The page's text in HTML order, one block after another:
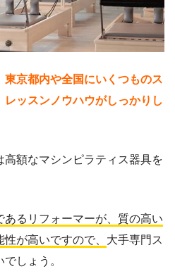
東京都内や全国にいくつものス
ッスンノウハウがしっかりし
高額なマシンピラティス器具を
るリフォーマーが、質の高い
が高いですので、 大手専門ス
しょう。